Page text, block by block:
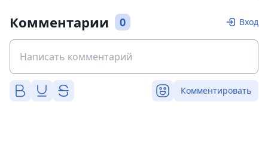
Комментарии 0 Вход
Комментировать